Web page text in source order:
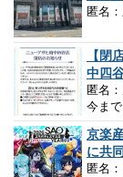
匿名
【閉
中四
匿名
今ま
京楽
に共
匿名